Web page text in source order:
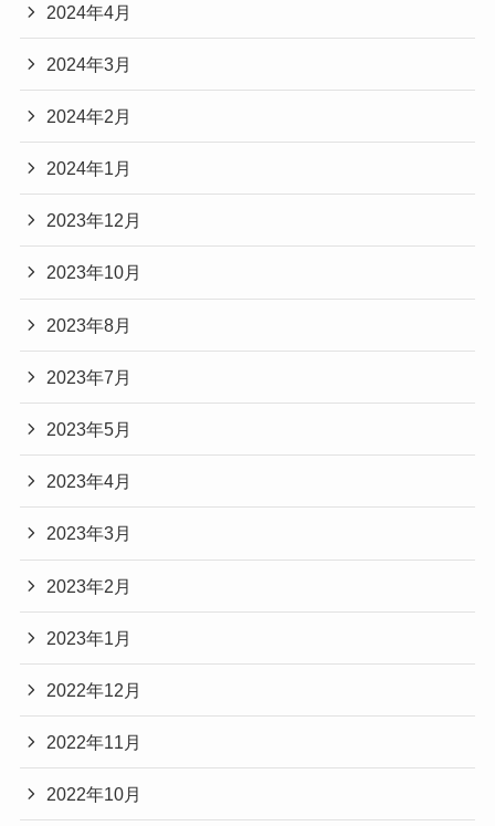
2024年4月
2024年3月
2024年2月
2024年1月
2023年12月
2023年10月
2023年8月
2023年7月
2023年5月
2023年4月
2023年3月
2023年2月
2023年1月
2022年12月
2022年11月
2022年10月